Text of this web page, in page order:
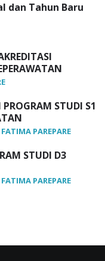
dan Tahun Baru
STUDI S1
PAREPARE
STUDI D3
PAREPARE